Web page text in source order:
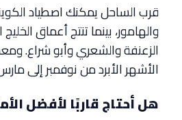
قرب الساحل يمكنك اصطياد
والهامور، بينما تنتج أعماق
الزعنفة والشعري وأبو شراع.
الأشهر الأبرد من نوفمبر إلى
هل أحتاج قاربًا لأفضل